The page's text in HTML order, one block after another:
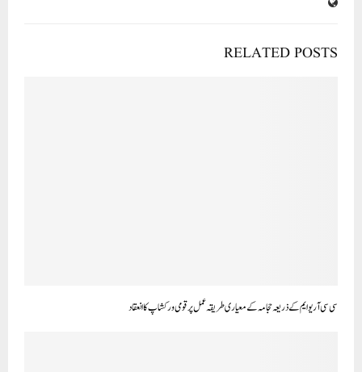
RELATED POSTS
سی سی آر یو ایم کے ذریعہ حجامہ کے معیاری طریقہ عمل پر قومی ورکشاپ کا ا نعقاد